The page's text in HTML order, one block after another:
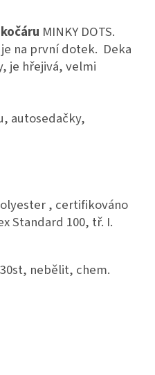
MINKY DOTS.
na první dotek. Deka
je hřejivá, velmi
autosedačky,
, certifikováno
Standard 100, tř. I.
nebělit, chem.